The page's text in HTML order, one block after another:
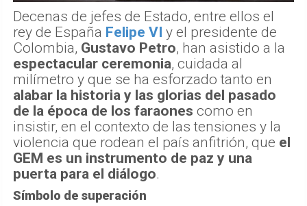
Decenas de jefes de Estado, entre ellos el
rey de España Felipe VI y el presidente de
Colombia, Gustavo Petro, han asistido a la
espectacular ceremonia, cuidada al
milímetro y que se ha esforzado tanto en
alabar la historia y las glorias del pasado
de la época de los faraones como en
insistir, en el contexto de las tensiones y la
violencia que rodean el país anfitrión, que el
GEM es un instrumento de paz y una
puerta para el diálogo.
Símbolo de superación